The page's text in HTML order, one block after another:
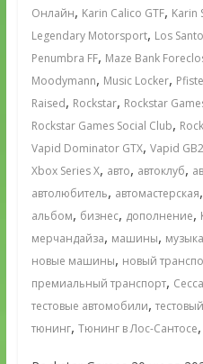
Онлайн, Karin Calico GTF, Karin
Legendary Motorsport, Los
Penumbra FF, Maze Bank
Moodymann, Music Locker,
Raised, Rockstar, Rockstar
Rockstar Games Social Club,
Vapid Dominator GTX, Vapid
Xbox Series X, авто, автоклуб,
автолюбитель, автомастерская,
альбом, бизнес, дополнение,
мерчандайза, машины,
новые машины, новый
премиальный транспорт,
тестовые автомобили,
тюнинг, Тюнинг в Лос-Сантосе,